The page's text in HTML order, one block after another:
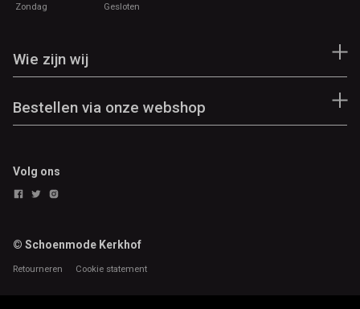
Zondag
Gesloten
Wie zijn wij
Bestellen via onze webshop
Volg ons
© Schoenmode Kerkhof
Retourneren Cookie statement